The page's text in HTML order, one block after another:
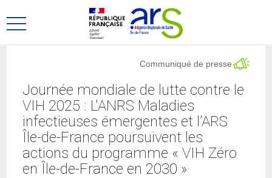
au
menu
au
contenu
Ouvrir
Journée mondiale de lutte contre le
VIH 2025 : L'ANRS Maladies
infectieuses émergentes et l’ARS
Île-de-France poursuivent les
actions du programme « VIH Zéro
en Île-de-France en 2030 »
Communiqué de presse